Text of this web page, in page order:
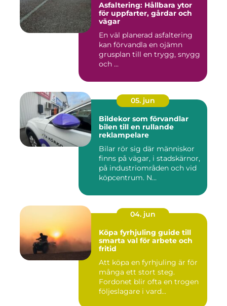
Asfaltering: Hållbara ytor
för uppfarter, gårdar och
vägar
En väl planerad asfaltering
kan förvandla en ojämn
grusplan till en trygg, snygg
och ...
05. jun
Bildekor som förvandlar
bilen till en rullande
reklampelare
Bilar rör sig där människor
finns på vägar, i stadskärnor,
på industriområden och vid
köpcentrum. N...
04. jun
Köpa fyrhjuling guide till
smarta val för arbete och
fritid
Att köpa en fyrhjuling är för
många ett stort steg.
Fordonet blir ofta en trogen
följeslagare i vard...